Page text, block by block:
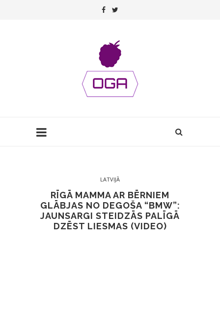
LATVIJĀ
RĪGĀ MAMMA AR BĒRNIEM
GLĀBJAS NO DEGOŠA “BMW”:
JAUNSARGI STEIDZĀS PALĪGĀ
DZĒST LIESMAS (VIDEO)